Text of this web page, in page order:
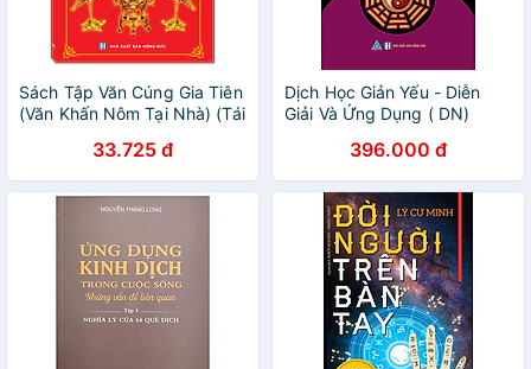
Sách Tập Văn Cúng Gia Tiên
(Văn Khấn Nôm Tại Nhà) (Tái
33.725 đ
Dịch Học Giản Yếu - Diễn
Giải Và Ứng Dụng ( DN)
396.000 đ